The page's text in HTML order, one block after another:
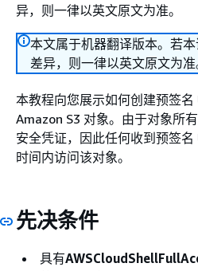
异，则一律以英文原文为准。
本文属于机器翻译版本。若
差异，则一律以英文原文为准
本教程向您展示如何创建预签名
Amazon S3 对象。由于对象所
安全凭证，因此任何收到预签
时间内访问该对象。
先决条件
具有